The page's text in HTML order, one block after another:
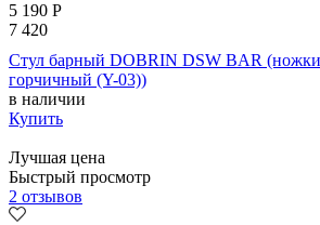
5 190 Р
7 420
Стул барный DOBRIN DSW BAR (ножки
горчичный (Y-03))
в наличии
Купить
Лучшая цена
Быстрый просмотр
2 отзывов